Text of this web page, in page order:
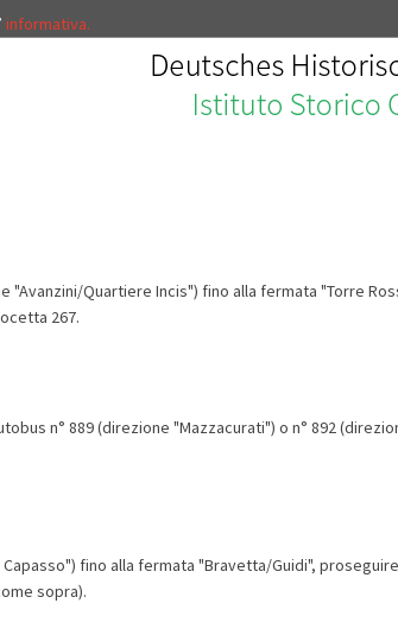
informativa.
"Avanzini/Quartiere Incis") fino alla fermata "Torre
267.
n° 889 (direzione "Mazzacurati") o n° 892
fino alla fermata "Bravetta/Guidi",
sopra).